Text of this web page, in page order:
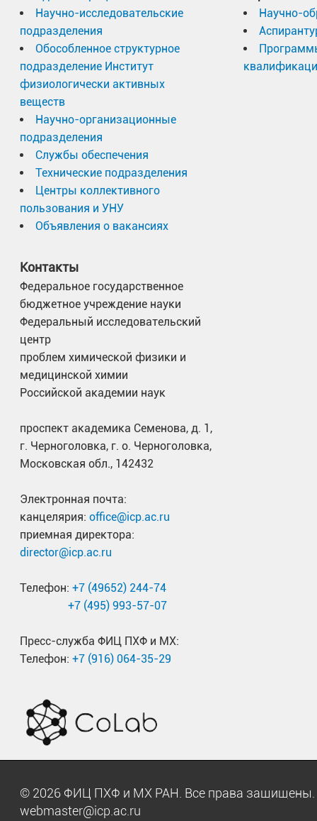
Клыкова Анна Алексеевна
a.klykova@icp.ac.ru
Гусева Галина Васильевна
8(49652) 2-15-21
Научно-исследовательские
подразделения
Обособленное структурное
подразделение Институт
физиологически активных
веществ
Научно-организационные
подразделения
Службы обеспечения
Технические подразделения
Центры коллективного
пользования и УНУ
Объявления о вакансиях
Научно-
Контакты
Федеральное государственное
бюджетное учреждение науки
Федеральный исследовательский
центр
проблем химической физики и
медицинской химии
Российской академии наук
проспект академика Семенова, д. 1,
г. Черноголовка, г. о. Черноголовка,
Московская обл., 142432
Электронная почта:
канцелярия: office@icp.ac.ru
приемная директора:
director@icp.ac.ru
Телефон: +7 (49652) 244-74
+7 (495) 993-57-07
Пресс-служба ФИЦ ПХФ и МХ:
Телефон: +7 (916) 064-35-29
© 2026 ФИЦ ПХФ и МХ РАН. Все права
webmaster@icp.ac.ru